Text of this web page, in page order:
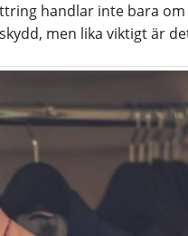
handlar inte bara
men lika viktigt är